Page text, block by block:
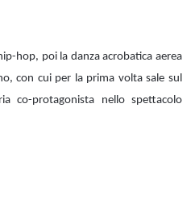
hop, poi la danza acrobatica aerea
con cui per la prima volta sale sul
co-protagonista nello spettacolo